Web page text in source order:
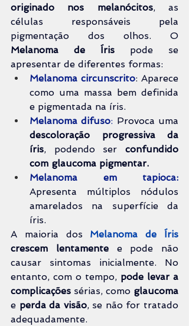
originado nos melanócitos, as
células responsáveis pela
Melanoma de Íris pode se
apresentar de diferentes formas:
Melanoma circunscrito: Aparece
como uma massa bem definida
e pigmentada na íris.
Melanoma difuso:
descoloração progressiva da
íris, podendo ser confundido
com glaucoma pigmentar.
Melanoma em tapioca:
Apresenta múltiplos nódulos
amarelados na superfície da
íris.
A maioria dos Melanoma de Íris
crescem lentamente e pode não
causar sintomas inicialmente. No
entanto, com o tempo, pode levar a
complicações sérias, como
e perda da visão, se não for tratado
adequadamente.